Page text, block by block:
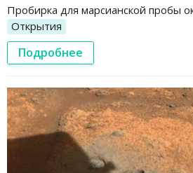
Пробирка для марсианской пробы
Открытия
Подробнее